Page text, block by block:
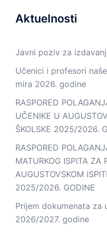
Aktuelnosti
Javni poziv za
Učenici i profesori
mira 2026. godine
RASPORED
UČENIKE U
ŠKOLSKE 2025/2026.
RASPORED
MATURKOG ISPITA ZA
AUGUSTOVSKOM
2025/2026. GODINE
Prijem dokumenata za
2026/2027. godine